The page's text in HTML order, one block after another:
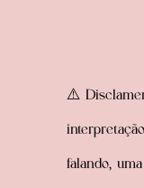
⚠️
falando,